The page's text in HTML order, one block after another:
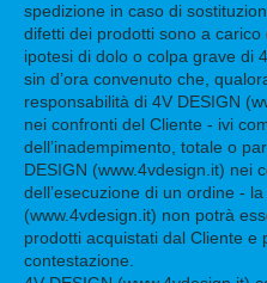
spedizione in caso di
difetti dei prodotti sono a carico
ipotesi di dolo o colpa grave di
sin d’ora convenuto che,
responsabilità di 4V DESIGN
nei confronti del Cliente - ivi
dell’inadempimento, totale o
DESIGN (www.4vdesign.it) nei
dell’esecuzione di un ordine -
(www.4vdesign.it) non potrà
prodotti acquistati dal Cliente e
contestazione.